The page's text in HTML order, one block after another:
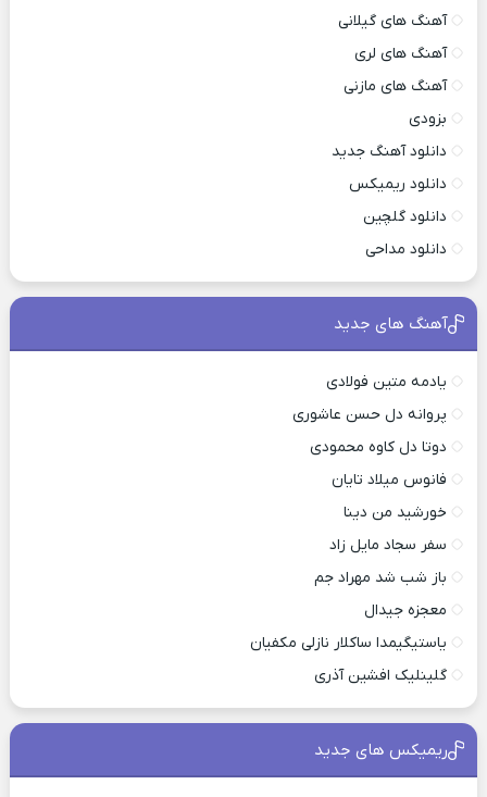
آهنگ های گیلانی
آهنگ های لری
آهنگ های مازنی
بزودی
دانلود آهنگ جدید
دانلود ریمیکس
دانلود گلچین
دانلود مداحی
آهنگ های جدید
یادمه متین فولادی
پروانه دل حسن عاشوری
دوتا دل کاوه محمودی
فانوس میلاد تایان
خورشید من دینا
سفر سجاد مایل زاد
باز شب شد مهراد جم
معجزه جیدال
یاستیگیمدا ساکلار نازلی مکفیان
گلینلیک افشین آذری
ریمیکس های جدید